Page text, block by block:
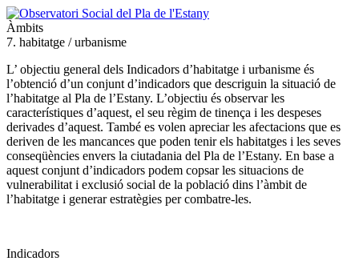
Àmbits
7. habitatge / urbanisme
L’ objectiu general dels Indicadors d’habitatge i urbanisme és
l’obtenció d’un conjunt d’indicadors que descriguin la situació de
l’habitatge al Pla de l’Estany. L’objectiu és observar les
característiques d’aquest, el seu règim de tinença i les despeses
derivades d’aquest. També es volen apreciar les afectacions que es
deriven de les mancances que poden tenir els habitatges i les seves
conseqüències envers la ciutadania del Pla de l’Estany. En base a
aquest conjunt d’indicadors podem copsar les situacions de
vulnerabilitat i exclusió social de la població dins l’àmbit de
l’habitatge i generar estratègies per combatre-les.
Indicadors